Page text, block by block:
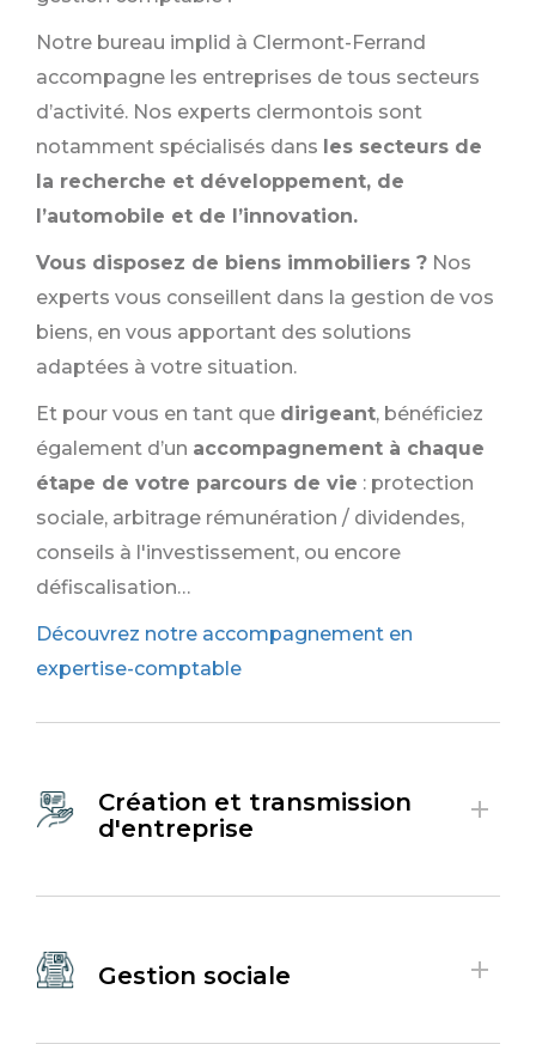
Notre bureau implid à Clermont-Ferrand
accompagne les entreprises de tous secteurs
d’activité. Nos experts clermontois sont
notamment spécialisés dans les secteurs de
la recherche et développement, de
l’automobile et de l’innovation.
Vous disposez de biens immobiliers ? Nos
experts vous conseillent dans la gestion de vos
biens, en vous apportant des solutions
adaptées à votre situation.
Et pour vous en tant que dirigeant, bénéficiez
également d’un accompagnement à chaque
étape de votre parcours de vie : protection
sociale, arbitrage rémunération / dividendes,
conseils à l'investissement, ou encore
défiscalisation…
Découvrez notre accompagnement en
expertise-comptable
Création et transmission
d'entreprise
Gestion sociale